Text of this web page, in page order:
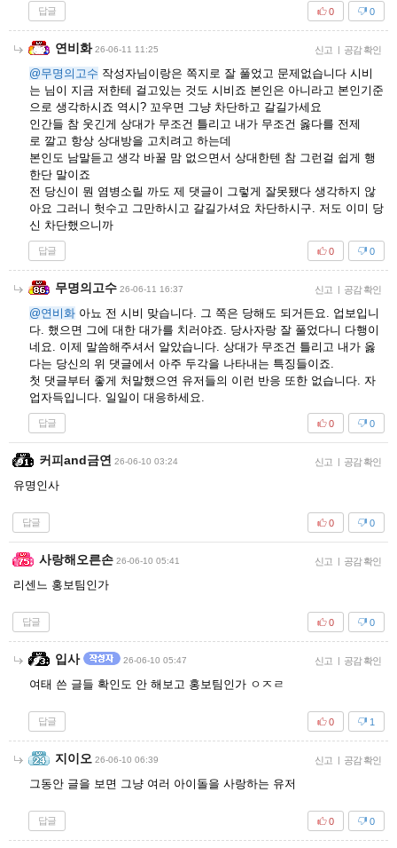
답글 0
0
연비화 26-06-11 11:25 신고 | 공감 확인
@무명의고수 작성자님이랑은 쪽지로 잘 풀었고 문제없습니다 시비
는 님이 지금 저한테 걸고있는 것도 시비죠 본인은 아니라고 본인기준
으로 생각하시죠 역시? 꼬우면 그냥 차단하고 갈길가세요
인간들 참 웃긴게 상대가 무조건 틀리고 내가 무조건 옳다를 전제
로 깔고 항상 상대방을 고치려고 하는데
본인도 남말듣고 생각 바꿀 맘 없으면서 상대한텐 참 그런걸 쉽게 행
한단 말이죠
전 당신이 뭔 염병소릴 까도 제 댓글이 그렇게 잘못됐다 생각하지 않
아요 그러니 헛수고 그만하시고 갈길가셔요 차단하시구. 저도 이미 당
신 차단했으니까
답글 0
0
무명의고수 26-06-11 16:37 신고 | 공감 확인
@연비화 아뇨 전 시비 맞습니다. 그 쪽은 당해도 되거든요. 업보입니
다. 했으면 그에 대한 대가를 치러야죠. 당사자랑 잘 풀었다니 다행이
네요. 이제 말씀해주셔서 알았습니다. 상대가 무조건 틀리고 내가 옳
다는 당신의 위 댓글에서 아주 두각을 나타내는 특징들이죠.
첫 댓글부터 좋게 처말했으연 유저들의 이런 반응 또한 없습니다. 자
업자득입니다. 일일이 대응하세요.
답글 0
0
커피and금연 26-06-10 03:24 신고 | 공감 확인
유명인사
답글 0
0
사랑해오른손 26-06-10 05:41 신고 | 공감 확인
리센느 홍보팀인가
답글 0
0
입사 26-06-10 05:47 신고 | 공감 확인
여태 쓴 글들 확인도 안 해보고 홍보팀인가 ㅇㅈㄹ
답글 1
0
지이오 26-06-10 06:39 신고 | 공감 확인
그동안 글을 보면 그냥 여러 아이돌을 사랑하는 유저
답글 0
0